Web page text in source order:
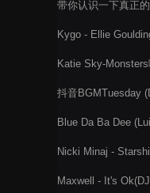
带你认识一下真正
Kygo - Ellie
Katie Sky-Monsters
抖音BGMTuesday
Blue Da Ba Dee
Nicki Minaj -
Maxwell - It's